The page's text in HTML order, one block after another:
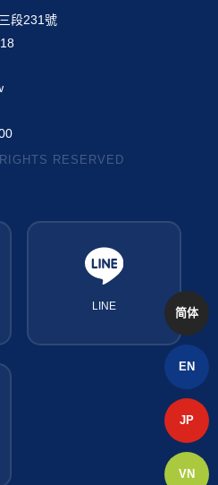
简体
EN
JP
VN
段231號
RESERVED
LINE